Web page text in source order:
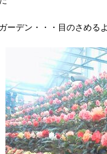
ーデン・・・目のさめる